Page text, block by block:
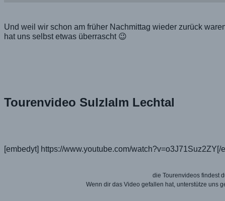
Und weil wir schon am früher Nachmittag wieder zurück
hat uns selbst etwas überrascht 😉
Tourenvideo Sulzlalm Lechtal
[embedyt] https://www.youtube.com/watch?v=o3J71Suz2ZY[/
die Tourenvideos findest
Wenn dir das Video gefallen hat, unterstütze uns